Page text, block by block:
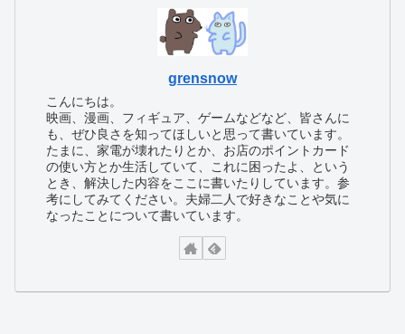
grensnow
こんにちは。
映画、漫画、フィギュア、ゲームなどなど、皆さんに
も、ぜひ良さを知ってほしいと思って書いています。
たまに、家電が壊れたりとか、お店のポイントカード
の使い方とか生活していて、これに困ったよ、という
とき、解決した内容をここに書いたりしています。参
考にしてみてください。夫婦二人で好きなことや気に
なったことについて書いています。